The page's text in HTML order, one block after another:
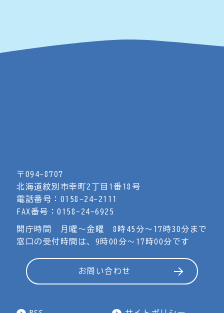
〒094-8707
北海道紋別市幸町2丁目1番18号
電話番号：0158-24-2111
FAX番号：0158-24-6925
開庁時間 月曜～金曜 8時45分～17時30分まで
窓口の受付時間は、9時00分～17時00分です
お問い合わせ